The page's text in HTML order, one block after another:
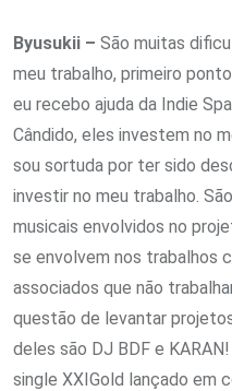
Byusukii – São muitas
meu trabalho, primeiro
eu recebo ajuda da Indie
Cândido, eles investem no
sou sortuda por ter sido
investir no meu trabalho.
musicais envolvidos no
se envolvem nos trabalhos
associados que não
questão de levantar
deles são DJ BDF e
single XXIGold lançado em